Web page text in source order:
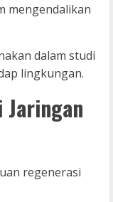
mengendalikan
dalam studi
lingkungan.
Jaringan
regenerasi